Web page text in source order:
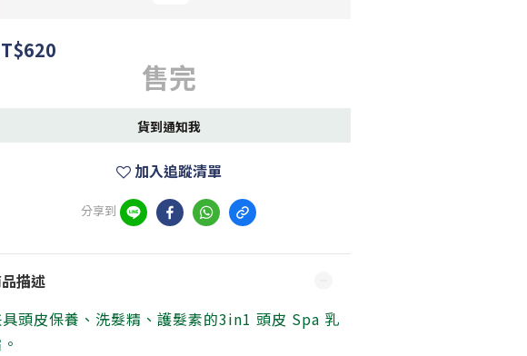
售完
貨到通知我
加入追蹤清單
分享到
描述
頭皮保養、洗髮精、護髮素的3in1 頭皮 Spa 乳